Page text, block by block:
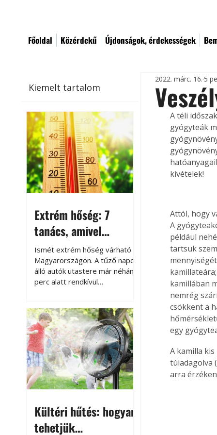
Főoldal Közérdekű Újdonságok, érdekességek
Kiemelt tartalom
Extrém hőség: 7
tanács, amivel
megóvhatjuk
autónkat a nyári
károktól
Ismét extrém hőség várható
Magyarországon. A tűző napon
álló autók utastere már néhány
perc alatt rendkívül
megközelítheti. Ez nemcsak a
beszállást teszi kellemetlenné,
hanem az autó állapotára és a
benne hagyott tárgyakra is
káros hatással lehet. Néhány
egyszerű óvintézkedéssel
azonban jelentősen
csökkenthetjük a hőség káros
Kültéri hűtés: hogyan
tehetjük
2022. márc. 16. 5
A téli
gyógyteák
kivételek!
Attól, hogy
A
például
tartsuk
kamillában
nemrég
csökkent a
egy
A kamilla
túladagolva
arra